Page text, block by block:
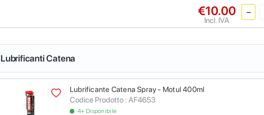
€10.00
Incl. IVA
Lubrificanti Catena
Lubrificante Catena Spray - Motul 400ml
Codice Prodotto : AF4653
4+ Disponibile